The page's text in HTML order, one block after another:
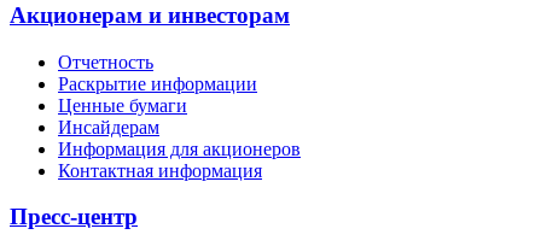
Акционерам и инвесторам
Отчетность
Раскрытие информации
Ценные бумаги
Инсайдерам
Информация для акционеров
Контактная информация
Пресс-центр